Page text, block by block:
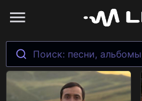
Поиск: песни,